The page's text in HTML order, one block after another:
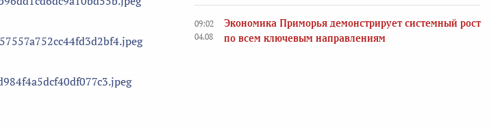
09:02
04.08
Экономика Приморья демонстрирует системный рост
по всем ключевым направлениям